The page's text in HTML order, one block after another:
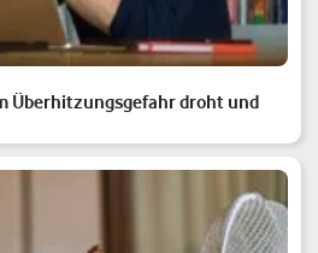
Überhitzungsgefahr droht und